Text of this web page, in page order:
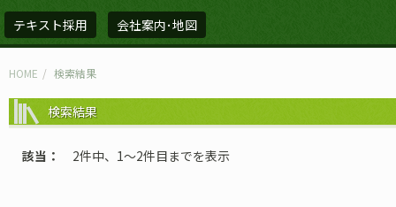
テキスト採用 会社案内･地図
HOME 検索結果
検索結果
該当 2件中、1〜2件目までを表示